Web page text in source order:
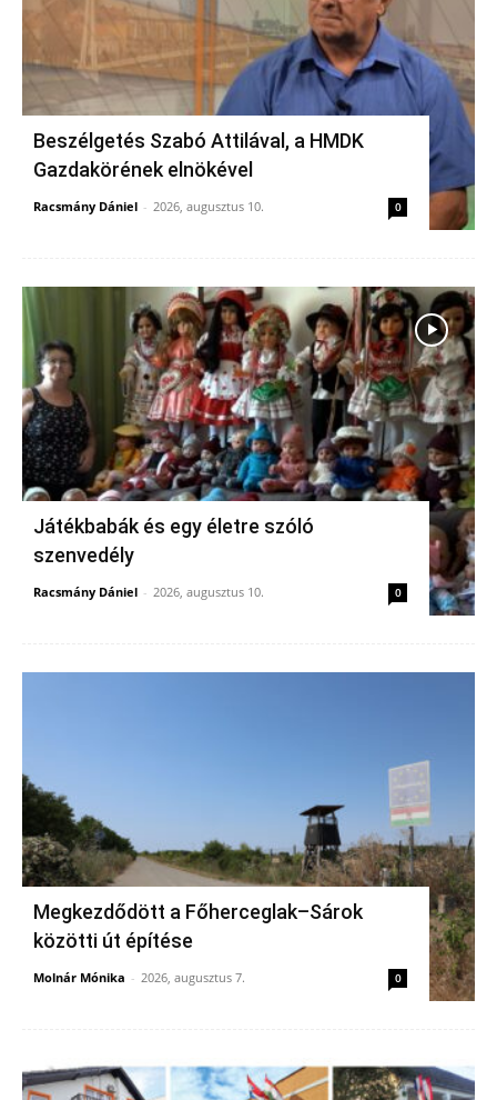
Beszélgetés Szabó Attilával, a HMDK
Gazdakörének elnökével
Racsmány Dániel - 2026, augusztus 10. 0
Játékbabák és egy életre szóló
szenvedély
Racsmány Dániel - 2026, augusztus 10. 0
Megkezdődött a Főherceglak–Sárok
közötti út építése
Molnár Mónika - 2026, augusztus 7. 0